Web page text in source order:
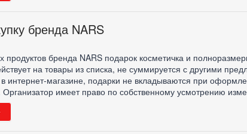
бренда NARS
продуктов бренда NARS подарок косметичка и
на товары из списка, не суммируется с другими
интернет-магазине, подарки не вкладываются при
имеет право по собственному усмотрению